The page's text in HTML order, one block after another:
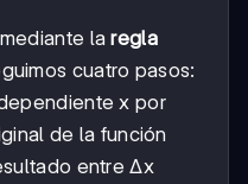
laregla
cuatro pasos:
x por
de la función
entre Δx